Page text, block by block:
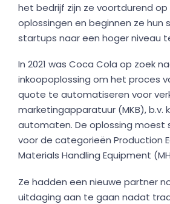
het bedrijf zijn ze voortdurend
oplossingen en beginnen ze hun
startups naar een hoger niveau
In 2021 was Coca Cola op zoek
inkoopoplossing om het proces
quote te automatiseren voor
marketingapparatuur (MKB), b.v.
automaten. De oplossing moest
voor de categorieën Production
Materials Handling Equipment
Ze hadden een nieuwe partner
uitdaging aan te gaan nadat